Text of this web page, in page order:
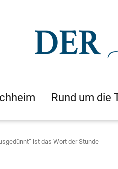
Rund um die
ist das Wort der Stunde